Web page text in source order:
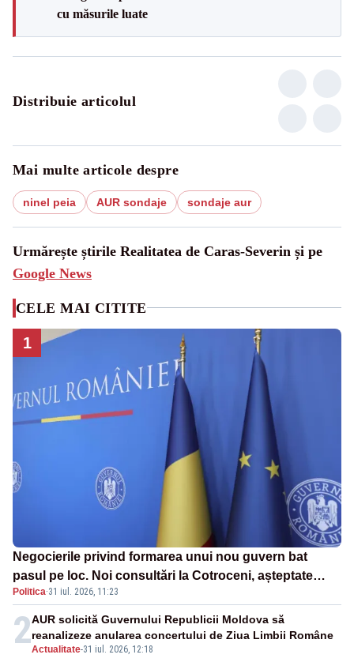
cu măsurile luate
Distribuie articolul
Mai multe articole despre
ninel peia AUR sondaje sondaje aur
Urmărește știrile Realitatea de Caras-Severin și pe
Google News
CELE MAI CITITE
1
Negocierile privind formarea unui nou guvern bat
pasul pe loc. Noi consultări la Cotroceni, așteptate
după mijlocul lunii august -SURSE
Politica·31 iul. 2026, 11:23
2Actualitate-31 iul. 2026, 12:18
AUR solicită Guvernului Republicii Moldova să
reanalizeze anularea concertului de Ziua Limbii Române